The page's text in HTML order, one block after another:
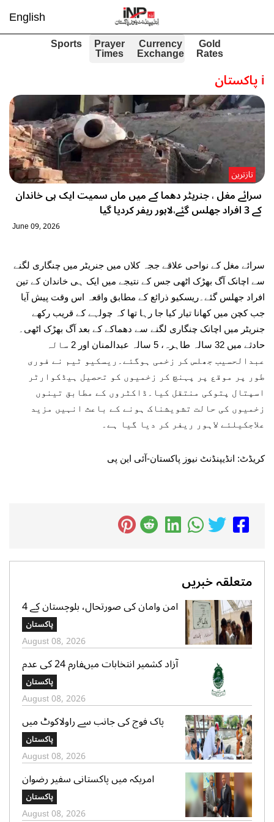
English
Gold
Rates
Currency
Exchange
Prayer
Times
Sports
iپاکستان
سرائے مغل ، جنریٹر دھما کے میں ماں سمیت ایک ہی خاندان
کے 3 افراد جھلس گئے،لاہور ریفر کردیا گیا
تازترین
June 09, 2026
سرائے مغل کے نواحی علاقے ججہ کلاں میں جنریٹر میں چنگاری لگنے
سے اچانک آگ بھڑک اٹھی جس کے نتیجے میں ایک ہی خاندان کے تین
افراد جھلس گئے۔ریسکیو ذرائع کے مطابق واقعہ اس وقت پیش آیا
جب کچن میں کھانا تیار کیا جا رہا تھا کہ چولہے کے قریب رکھے
جنریٹر میں اچانک چنگاری لگنے سے دھماکے کے بعد آگ بھڑک اٹھی۔
حادثے میں 32 سالہ طاہرہ، 5 سالہ عبدالمنان اور 2 سالہ
عبدالحسیب جھلس کر زخمی ہوگئے۔ریسکیو ٹیم نے فوری
طور پر موقع پر پہنچ کر زخمیوں کو تحصیل ہیڈکوارٹر
اسپتال پتوکی منتقل کیا۔ڈاکٹروں کے مطابق تینوں
زخمیوں کی حالت تشویشناک ہونے کے باعث انہیں مزید
علاجکیلئے لاہور ریفر کر دیا گیا ہے۔
کریڈٹ: انڈیپنڈنٹ نیوز پاکستان-آئی این پی
متعلقہ خبریں
امن وامان کی صورتحال، بلوچستان کے 4
بلدیاتی حلقوں میں آج ہونیوالی پولنگ
ملتوی
پاکستان
August 08, 2026
آزاد کشمیر انتخابات میںفارم 24 کی عدم
فراہمی کے دعوے بے بنیاد ہیں، الیکشن
کمیشن کی وضاحت
پاکستان
August 08, 2026
پاک فوج کی جانب سے راولاکوٹ میں
شہریوں کیلئے مفت میڈیکل کیمپس کا
انعقاد
پاکستان
August 08, 2026
امریکہ میں پاکستانی سفیر رضوان
سعیدشیخ کی مریکی سویا بین ایکسپورٹ
کونسل کے چیف ایگزیکٹو جم سٹر سے
پاکستان
August 08, 2026